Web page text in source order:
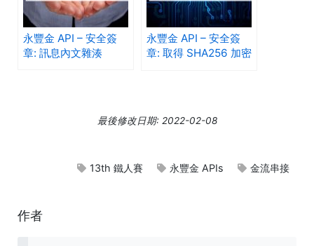
永豐金 API – 安全簽
章: 訊息內文雜湊
永豐金 API – 安全簽
章: 取得 SHA256 加密
最後修改日期: 2022-02-08
13th 鐵人賽 永豐金 APIs 金流串接
作者